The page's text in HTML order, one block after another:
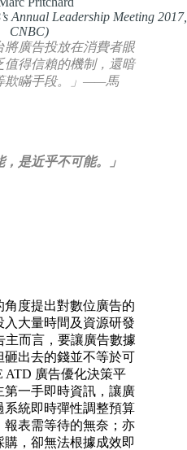
Annual Leadership Meeting
CNBC)
將廣告投放在消費者眼
值得信賴的機制，還暗
欺瞞手段。」——馬
是近乎不可能。」
度提出對數位廣告的
大量時間及資源研發
主而言，要讓廣告數據
出去的錢並不等於可
ATD 廣告優化決策平
第一手即時資訊，讓廣
統即時彈性調整預算
表需等待的無奈；亦
，卻無法根據成效即